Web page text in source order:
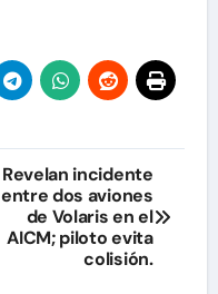
Revelan incidente
entre dos aviones
de Volaris en el
AICM; piloto evita
colisión.